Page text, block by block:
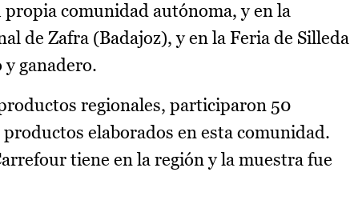
comunidad autónoma, y en la
de Zafra (Badajoz), y en la Feria de Silleda
ganadero.
regionales, participaron 50
elaborados en esta comunidad.
tiene en la región y la muestra fue